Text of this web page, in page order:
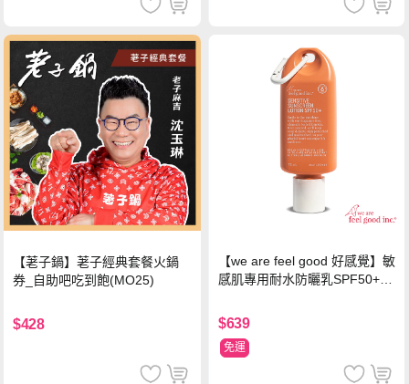
【荖子鍋】荖子經典套餐火鍋
券_自助吧吃到飽(MO25)
$428
【we are feel good 好感覺】敏
感肌專用耐水防曬乳SPF50+ 7
$639
免運